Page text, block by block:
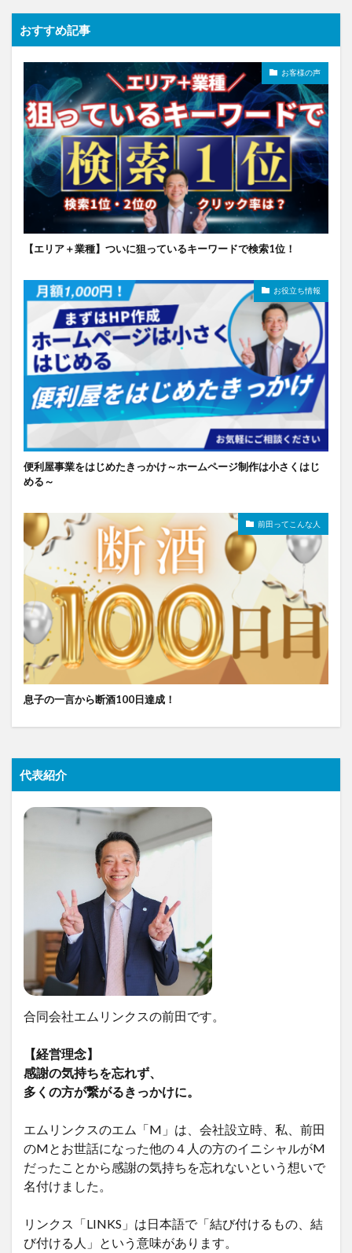
おすすめ記事
お客様の声
【エリア＋業種】ついに狙っているキーワードで検索1位！
お役立ち情報
便利屋事業をはじめたきっかけ～ホームページ制作は小さくはじ
める～
前田ってこんな人
息子の一言から断酒100日達成！
代表紹介
合同会社エムリンクスの前田です。
【経営理念】
感謝の気持ちを忘れず、
多くの方が繋がるきっかけに。
エムリンクスのエム「M」は、会社設立時、私、前田
のMとお世話になった他の４人の方のイニシャルがM
だったことから感謝の気持ちを忘れないという想いで
名付けました。
リンクス「LINKS」は日本語で「結び付けるもの、結
び付ける人」という意味があります。